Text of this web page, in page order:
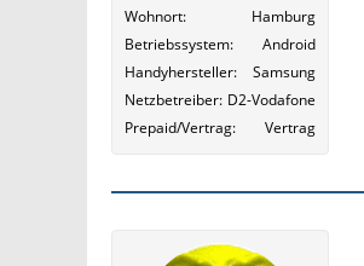
Wohnort
Hamburg
Betriebssystem
Android
Handyhersteller
Samsung
Netzbetreiber D2-Vodafone
Prepaid/Vertrag
Vertrag